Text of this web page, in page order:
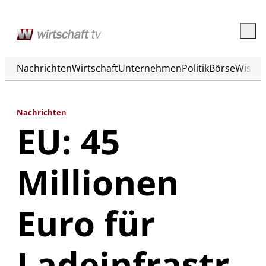
NachrichtenWirtschaftUnternehmenPolitikBörse
Nachrichten
EU: 45
Millionen
Euro für